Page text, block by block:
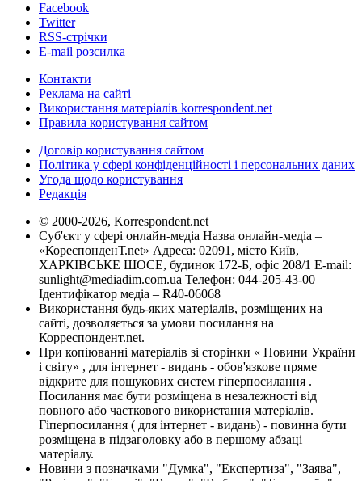
Facebook
Twitter
RSS-стрічки
E-mail розсилка
Контакти
Реклама на сайті
Використання матеріалів korrespondent.net
Правила користування сайтом
Договір користування сайтом
Політика у сфері конфіденційності і персональних даних
Угода щодо користування
Редакція
© 2000-2026, Korrespondent.net
Суб'єкт у сфері онлайн-медіа Назва онлайн-медіа –
«КореспонденТ.net» Адреса: 02091, місто Київ,
ХАРКІВСЬКЕ ШОСЕ, будинок 172-Б, офіс 208/1 E-mail:
sunlight@mediadim.com.ua Телефон: 044-205-43-00
Ідентифікатор медіа – R40-06068
Використання будь-яких матеріалів, розміщених на
сайті, дозволяється за умови посилання на
Корреспондент.net.
При копіюванні матеріалів зі сторінки « Новини України
і світу» , для інтернет - видань - обов'язкове пряме
відкрите для пошукових систем гіперпосилання .
Посилання має бути розміщена в незалежності від
повного або часткового використання матеріалів.
Гіперпосилання ( для інтернет - видань) - повинна бути
розміщена в підзаголовку або в першому абзаці
матеріалу.
Новини з позначками "Думка", "Експертиза", "Заява",